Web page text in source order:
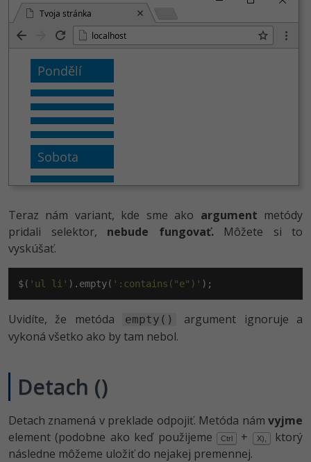
Tvoja stránka
localhost
Teraz nám variant, kde sme ako argument metódy
pridali selektor, nebude fungovať.Môžete si to
vyskúšať.
$( 'ul li' ).empty( ':contains("e")' );
Uvidíte, že metóda empty()
argument ignoruje a
vykoná všetko ako by tam nebol.
Detach ()
Detach znamená v preklade odpojiť. Metóda nám vyjme
element (podobne ako keď použijeme
Ctrl + X),
ktorý
následne môžeme uložiť do nejakej premennej.